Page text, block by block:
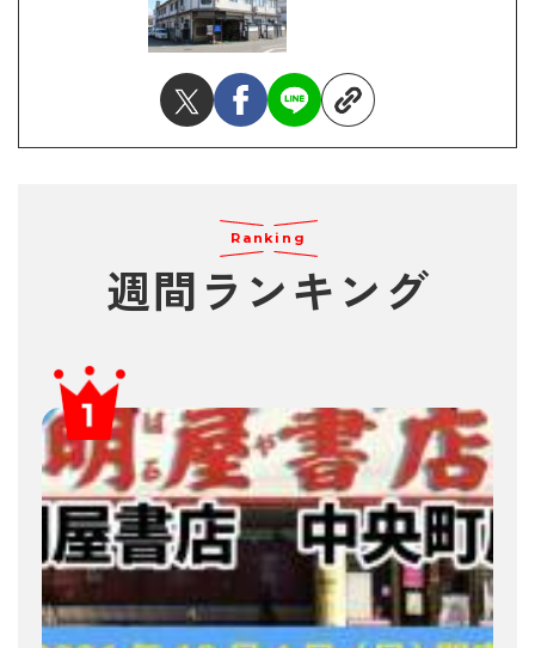
Ranking
週間ランキング